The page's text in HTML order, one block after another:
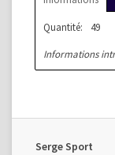
Quantité:
49
Informations
Serge Sport